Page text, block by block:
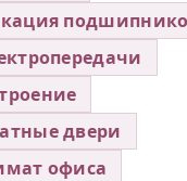
двери
офиса